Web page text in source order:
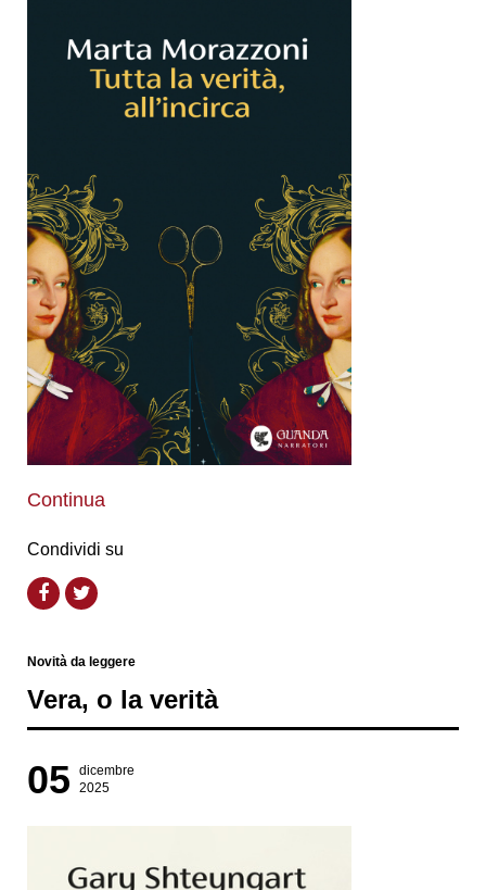
Continua
Condividi su
Novità da leggere
Vera, o la verità
05
dicembre
2025